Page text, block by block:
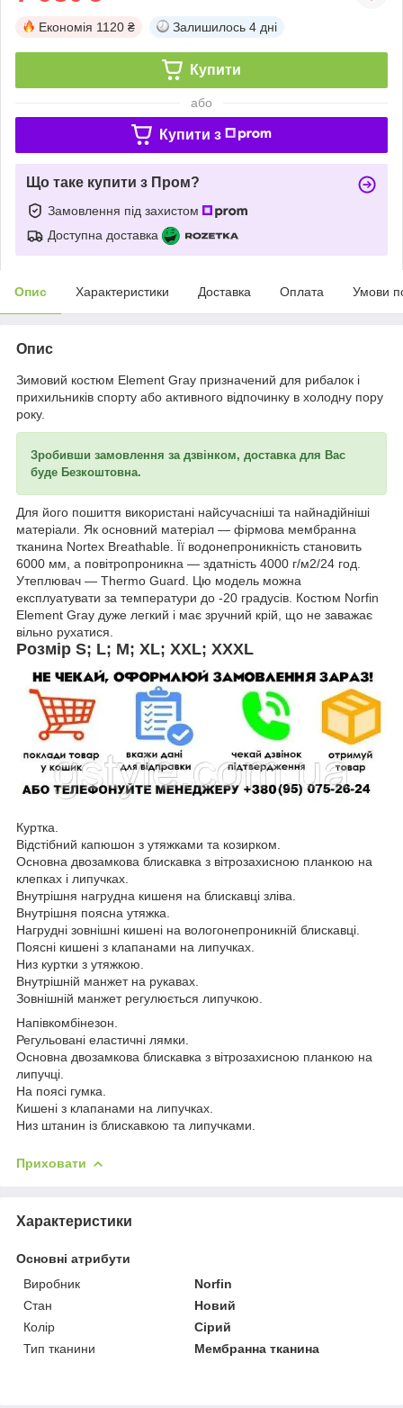
Економія 1120 ₴ Залишилось 4 дні
Купити
або
Купити з
Що таке купити з Пром?
Замовлення під захистом
Доступна доставка
Опис Характеристики Доставка Оплата Умови
Опис
Зимовий костюм Element Gray призначений для рибалок і
прихильників спорту або активного відпочинку в холодну пору
року.
Зробивши замовлення за дзвінком, доставка для Вас
буде Безкоштовна.
Для його пошиття використані найсучасніші та найнадійніші
матеріали. Як основний матеріал — фірмова мембранна
тканина Nortex Breathable. Її водонепроникність становить
6000 мм, а повітропроникна — здатність 4000 г/м2/24 год.
Утеплювач — Thermo Guard. Цю модель можна
експлуатувати за температури до -20 градусів. Костюм Norfin
Element Gray дуже легкий і має зручний крій, що не заважає
вільно рухатися.
Розмір S; L; M; XL; XXL; XXXL
Куртка.
Відстібний капюшон з утяжками та козирком.
Основна двозамкова блискавка з вітрозахисною планкою на
клепках і липучках.
Внутрішня нагрудна кишеня на блискавці зліва.
Внутрішня поясна утяжка.
Нагрудні зовнішні кишені на вологонепроникній блискавці.
Поясні кишені з клапанами на липучках.
Низ куртки з утяжкою.
Внутрішній манжет на рукавах.
Зовнішній манжет регулюється липучкою.
Напівкомбінезон.
Регульовані еластичні лямки.
Основна двозамкова блискавка з вітрозахисною планкою на
липучці.
На поясі гумка.
Кишені з клапанами на липучках.
Низ штанин із блискавкою та липучками.
Приховати
Характеристики
Основні атрибути
Виробник
Norfin
Стан
Новий
Колір
Сірий
Тип тканини
Мембранна тканина